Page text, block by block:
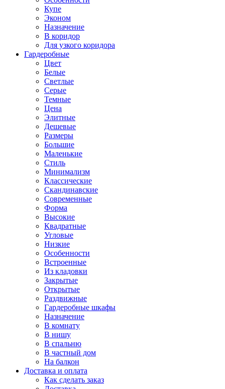
Купе
Эконом
Назначение
В коридор
Для узкого коридора
Гардеробные
Цвет
Белые
Светлые
Серые
Темные
Цена
Элитные
Дешевые
Размеры
Большие
Маленькие
Стиль
Минимализм
Классические
Скандинавские
Современные
Форма
Высокие
Квадратные
Угловые
Низкие
Особенности
Встроенные
Из кладовки
Закрытые
Открытые
Раздвижные
Гардеробные шкафы
Назначение
В комнату
В нишу
В спальню
В частный дом
На балкон
Доставка и оплата
Как сделать заказ